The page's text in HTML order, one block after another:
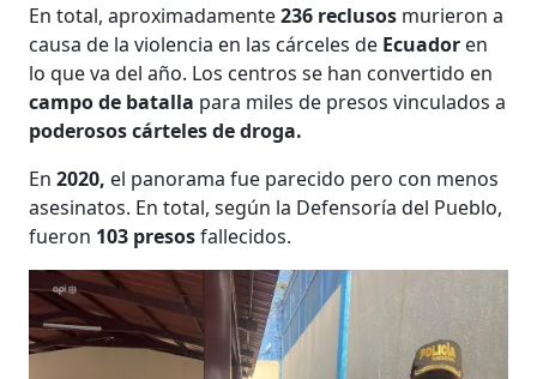
En total, aproximadamente236 reclusos murieron a
causa de la violencia en las cárceles de Ecuador en
lo que va del año. Los centros se han convertido en
campo de batalla para miles de presos vinculados a
poderosos cárteles de droga.
En2020, el panorama fue parecido pero con menos
asesinatos. En total, según la Defensoría del Pueblo,
fueron 103 presosfallecidos.